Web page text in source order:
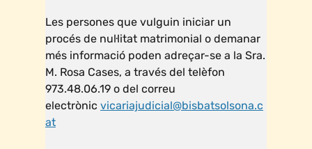
Les persones que vulguin iniciar un
procés de nul·litat matrimonial o demanar
més informació poden adreçar-se a la Sra.
M. Rosa Cases, a través del telèfon
973.48.06.19 o del correu
electrònic vicariajudicial@bisbatsolsona.c
at